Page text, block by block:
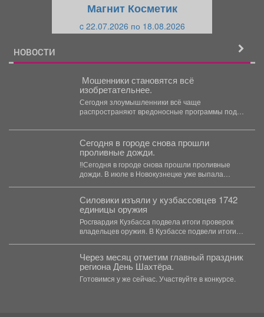
Магнит Косметик
c 22.07.2026 по 18.08.2026
НОВОСТИ
️ Мошенники становятся всё
изобретательнее.
Сегодня злоумышленники всё чаще
распространяют вредоносные программы под
обновлений или «эксклюзивных»...
️Сегодня в городе снова прошли
проливные дожди.
‼️Сегодня в городе снова прошли проливные
дожди. В июле в Новокузнецке уже выпала
Силовики изъяли у кузбассовцев 1742
единицы оружия
Росгвардия Кузбасса подвела итоги проверок
владельцев оружия. В Кузбассе подвели итоги
Через месяц отметим главный праздник
региона День Шахтёра.
Готовимся у же сейчас. Участвуйте в конкурсе.